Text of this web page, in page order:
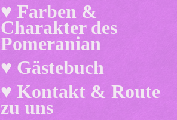
♥ Farben &
Charakter des
Pomeranian
♥ Gästebuch
♥ Kontakt & Route
zu uns